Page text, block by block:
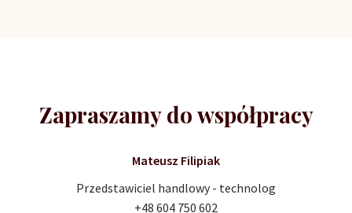
Zapraszamy do współpracy
Mateusz Filipiak
Przedstawiciel handlowy - technolog
+48 604 750 602